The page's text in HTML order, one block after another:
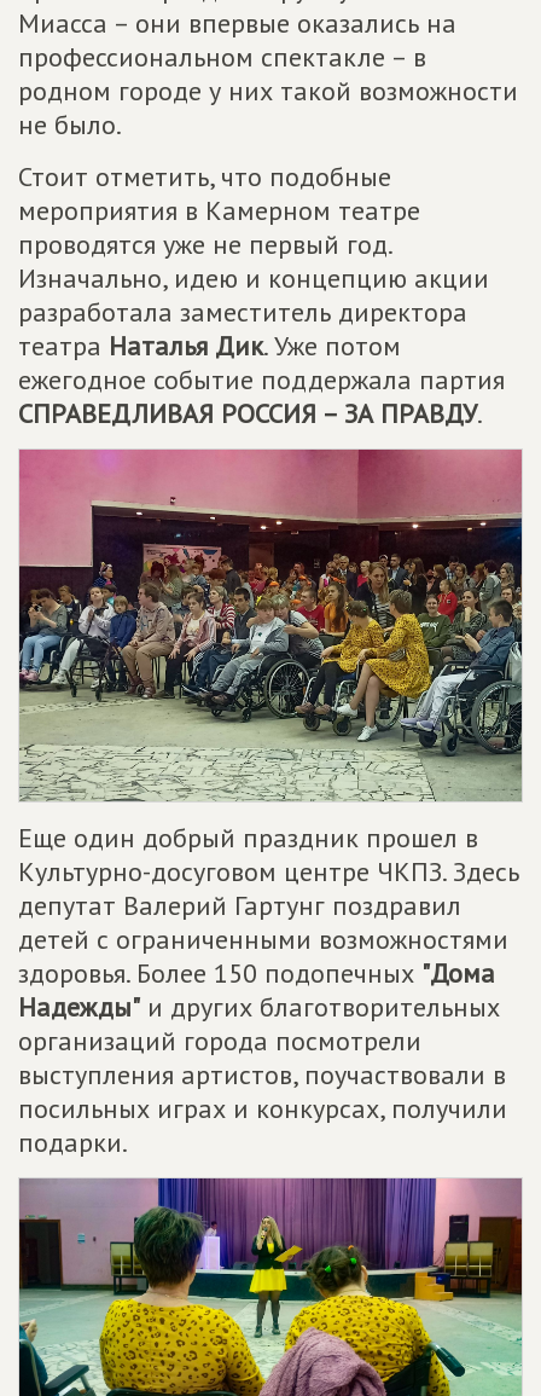
Миасса – они впервые оказались на
профессиональном спектакле – в
родном городе у них такой возможности
не было.
Стоит отметить, что подобные
мероприятия в Камерном театре
проводятся уже не первый год.
Изначально, идею и концепцию акции
разработала заместитель директора
театра Наталья Дик. Уже потом
ежегодное событие поддержала партия
СПРАВЕДЛИВАЯ РОССИЯ – ЗА ПРАВДУ.
Еще один добрый праздник прошел в
Культурно-досуговом центре ЧКПЗ. Здесь
депутат Валерий Гартунг поздравил
детей с ограниченными возможностями
здоровья. Более 150 подопечных "Дома
Надежды" и других благотворительных
организаций города посмотрели
выступления артистов, поучаствовали в
посильных играх и конкурсах, получили
подарки.